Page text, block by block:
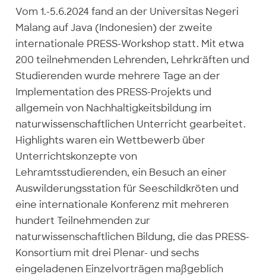
Vom 1.-5.6.2024 fand an der Universitas Negeri
Malang auf Java (Indonesien) der zweite
internationale PRESS-Workshop statt. Mit etwa
200 teilnehmenden Lehrenden, Lehrkräften und
Studierenden wurde mehrere Tage an der
Implementation des PRESS-Projekts und
allgemein von Nachhaltigkeitsbildung im
naturwissenschaftlichen Unterricht gearbeitet.
Highlights waren ein Wettbewerb über
Unterrichtskonzepte von
Lehramtsstudierenden, ein Besuch an einer
Auswilderungsstation für Seeschildkröten und
eine internationale Konferenz mit mehreren
hundert Teilnehmenden zur
naturwissenschaftlichen Bildung, die das PRESS-
Konsortium mit drei Plenar- und sechs
eingeladenen Einzelvorträgen maßgeblich